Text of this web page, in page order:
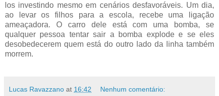
los investindo mesmo em cenários desfavoráveis. Um dia,
ao levar os filhos para a escola, recebe uma ligação
ameaçadora. O carro dele está com uma bomba, se
qualquer pessoa tentar sair a bomba explode e se eles
desobedecerem quem está do outro lado da linha também
morrem.
Lucas Ravazzano at 16:42 Nenhum comentário: